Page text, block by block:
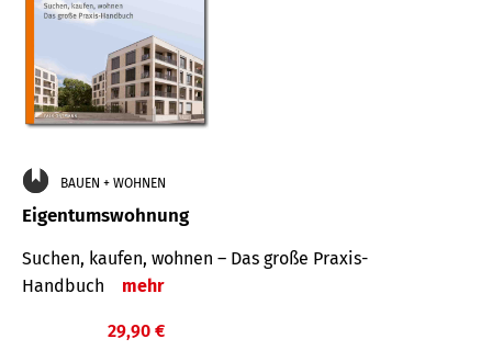
BAUEN + WOHNEN
Eigentumswohnung
Suchen, kaufen, wohnen – Das große Praxis-
Handbuch
mehr
29,90 €